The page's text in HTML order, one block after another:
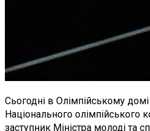
Сьогодні в Олімпійському
Національного олімпійського
заступник Міністра молоді та